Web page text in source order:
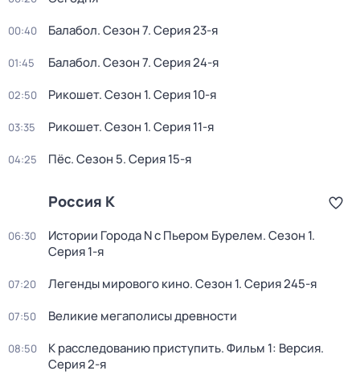
00:40 Балабол. Сезон 7. Серия 23-я
01:45 Балабол. Сезон 7. Серия 24-я
02:50 Рикошет. Сезон 1. Серия 10-я
03:35 Рикошет. Сезон 1. Серия 11-я
04:25 Пёс. Сезон 5. Серия 15-я
Россия К
06:30 Истории Города N с Пьером Бурелем. Сезон 1.
Серия 1-я
07:20 Легенды мирового кино. Сезон 1. Серия 245-я
07:50 Великие мегаполисы древности
08:50 К расследованию приступить. Фильм 1: Версия.
Серия 2-я